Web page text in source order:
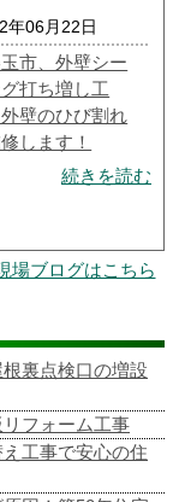
年06月22日
市、外壁シー
打ち増し工
壁のひび割れ
します！
続きを読む
場ブログはこちら
裏点検口の増設
リフォーム工事
工事で安心の住